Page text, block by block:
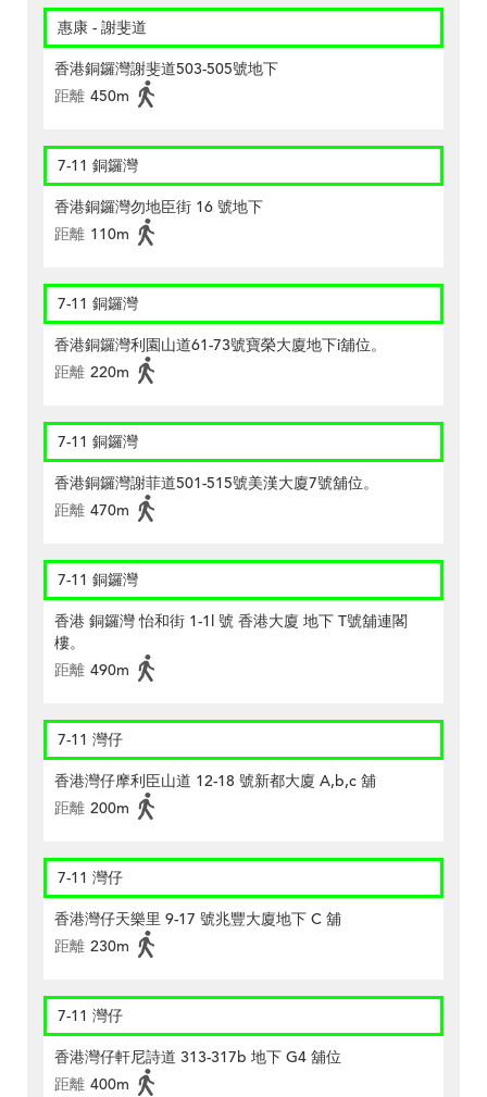
惠康 - 謝斐道
香港銅鑼灣謝斐道503-505號地下
距離 450m
7-11 銅鑼灣
香港銅鑼灣勿地臣街 16 號地下
距離 110m
7-11 銅鑼灣
香港銅鑼灣利園山道61-73號寶榮大廈地下i舖位。
距離 220m
7-11 銅鑼灣
香港銅鑼灣謝菲道501-515號美漢大廈7號舖位。
距離 470m
7-11 銅鑼灣
香港 銅鑼灣 怡和街 1-1l 號 香港大廈 地下 T號舖連閣
樓。
距離 490m
7-11 灣仔
香港灣仔摩利臣山道 12-18 號新都大廈 A,b,c 舖
距離 200m
7-11 灣仔
香港灣仔天樂里 9-17 號兆豐大廈地下 C 舖
距離 230m
7-11 灣仔
香港灣仔軒尼詩道 313-317b 地下 G4 舖位
距離 400m